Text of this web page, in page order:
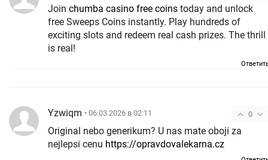
Join chumba casino free coins today and unlock
free Sweeps Coins instantly. Play hundreds of
exciting slots and redeem real cash prizes. The thrill
is real!
0
Yzwiqm • 06.03.2026 в 02:11
Original nebo generikum? U nas mate oboji za
nejlepsi cenu https://opravdovalekarna.cz